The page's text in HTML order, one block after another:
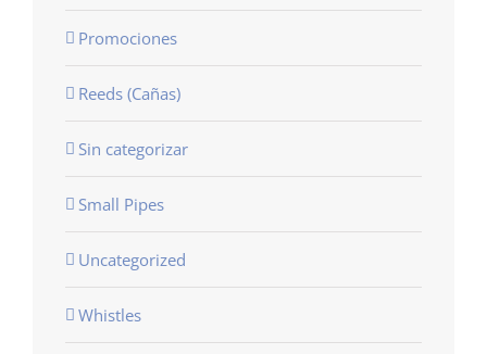
Promociones
Reeds (Cañas)
Sin categorizar
Small Pipes
Uncategorized
Whistles